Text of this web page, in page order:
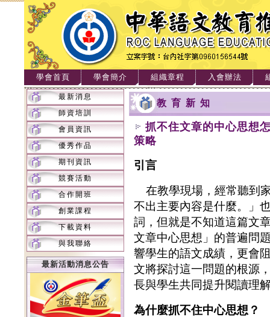
學會首頁 學會簡介 組織章程 入會辦法
最新消息
師資培訓
會員資訊
優秀作品
期刊資訊
競賽活動
合作開班
創業課程
下載資料
與我聯絡
最新活動消息公告
教育新知
抓不住文章的中心思想
策略
引言
在教學現場，經常聽到
不出主要內容是什麼。」
詞，但就是不知道這篇文
文章中心思想」的普遍問
響學生的語文成績，更會
文將探討這一問題的根源
長與學生共同提升閱讀理
為什麼抓不住中心思想？